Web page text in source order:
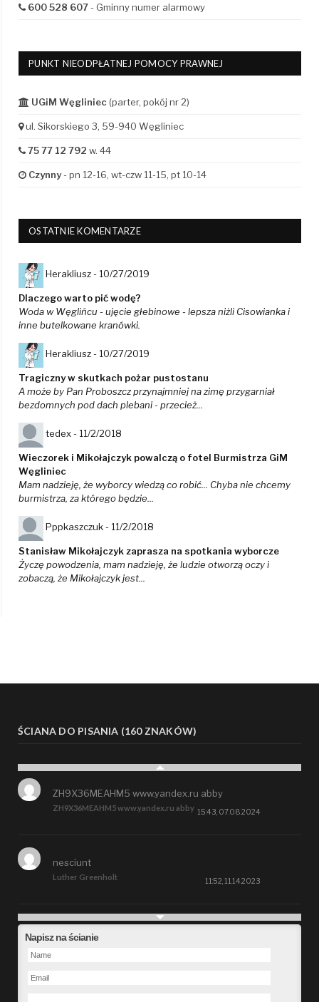
600 528 607- Gminny numer alarmowy
PUNKT NIEODPŁATNEJ POMOCY PRAWNEJ
UGiM Węgliniec (parter, pokój nr 2)
ul. Sikorskiego 3, 59-940 Węgliniec
75 77 12 792 w. 44
Czynny- pn 12-16, wt-czw 11-15, pt 10-14
OSTATNIE KOMENTARZE
Herakliusz - 10/27/2019
Dlaczego warto pić wodę?
Woda w Węglińcu - ujęcie głebinowe - lepsza niżli Cisowianka i
inne butelkowane kranówki.
Herakliusz - 10/27/2019
Tragiczny w skutkach pożar pustostanu
A może by Pan Proboszcz przynajmniej na zimę przygarniał
bezdomnych pod dach plebani - przecież...
tedex - 11/2/2018
Wieczorek i Mikołajczyk powalczą o fotel Burmistrza GiM
Węgliniec
Mam nadzieję, że wyborcy wiedzą co robić... Chyba nie chcemy
burmistrza, za którego będzie...
Pppkaszczuk - 11/2/2018
Stanisław Mikołajczyk zaprasza na spotkania wyborcze
Życzę powodzenia, mam nadzieję, że ludzie otworzą oczy i
zobaczą, że Mikołajczyk jest...
ŚCIANA DO PISANIA (160 ZNAKÓW)
ZH9X36MEAHM5 www.yandex.ru abby
ZH9X36MEAHM5 www.yandex.ru abby
15:43, 07.08.2024
Luther Greenholt
nesciunt
11:52, 11.14.2023
Future
Napisz na ścianie